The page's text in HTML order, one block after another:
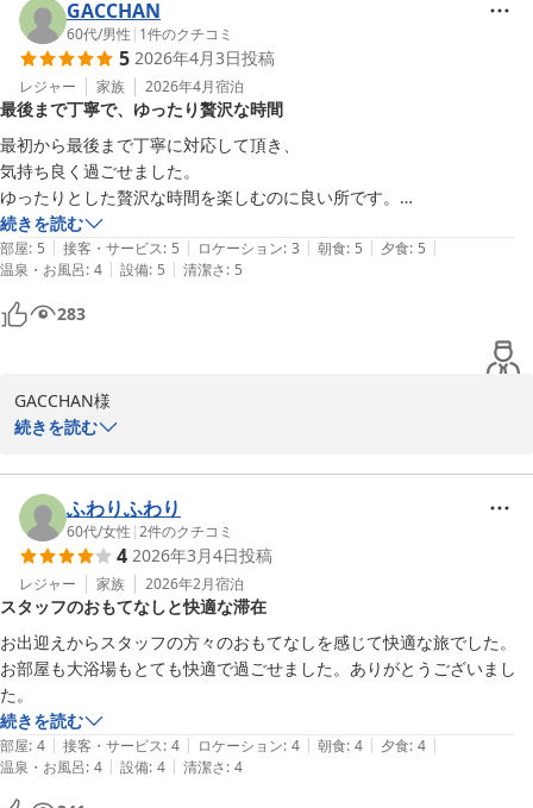
います。
今回は冬のお献立をご用意させていただきましたが、
ぜひ季節を変えて四季折々の旬の味覚をお愉しみにご再訪いただけ
ますと幸いでございます。
日々サービス向上に努めてまいりますので、今後とも何卒お引き立
ての程宜しくお願い申し上げます。
ご投稿ありがとうございました。
鬼怒川金谷ホテル
2026-03-09
GACCHAN
60代/男性 | 1件のクチコミ
5 2026年4月3日投稿
レジャー 家族 2026年4月宿泊
最後まで丁寧で、ゆったり贅沢な時間
最初から最後まで丁寧に対応して頂き、
気持ち良く過ごせました。
ゆったりとした贅沢な時間を楽しむのに良い所です。
帰りに駅まで乗せて頂いたセンチュリーはとても良かったです。
続きを読む
部屋: 5 | 接客・サービス: 5 | ロケーション: 3 | 朝食: 5 | 夕食: 5 |
温泉・お風呂: 4 | 設備: 5 | 清潔さ: 5
283
GACCHAN様
この度は、数ある宿泊施設より鬼怒川金谷ホテルへご宿泊いただき
当館でのご滞在をゆったりとお過ごしいただけましたようで何より
でございます。
これからも、日常を離れ心をほどいてお寛ぎいただける空間をご提
供できるよう、日々サービスの向上に努めてまいります。
ぜひまた節目の記念日などを機会に、鬼怒川金谷ホテルへご再訪い
ただけますことをスタッフ一同心よりお待ち申し上げます。
ご投稿ありがとうございました。
鬼怒川金谷ホテル
2026-04-16
続きを読む
ふわりふわり
60代/女性 |2件のクチコミ
4 2026年3月4日投稿
レジャー 家族 2026年2月宿泊
スタッフのおもてなしと快適な滞在
お出迎えからスタッフの方々のおもてなしを感じて快適な旅でした。
お部屋も大浴場もとても快適で過ごせました。ありがとうございまし
た。
続きを読む
部屋: 4 | 接客・サービス: 4 | ロケーション: 4 | 朝食: 4 | 夕食: 4 |
温泉・お風呂: 4 | 設備: 4 | 清潔さ: 4